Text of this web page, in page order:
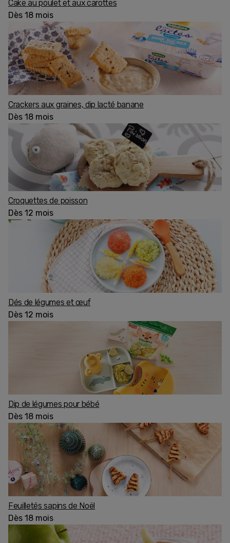
Cake au poulet et aux carottes
Dès 18 mois
Crackers aux graines, dip lacté banane
Dès 18 mois
Croquettes de poisson
Dès 12 mois
Dés de légumes et œuf
Dès 12 mois
Dip de légumes pour bébé
Dès 18 mois
Feuilletés sapins de Noël
Dès 18 mois